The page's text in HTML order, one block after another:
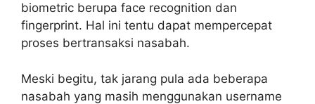
biometric berupa face recognition dan
fingerprint. Hal ini tentu dapat mempercepat
proses bertransaksi nasabah.
Meski begitu, tak jarang pula ada beberapa
nasabah yang masih menggunakan username